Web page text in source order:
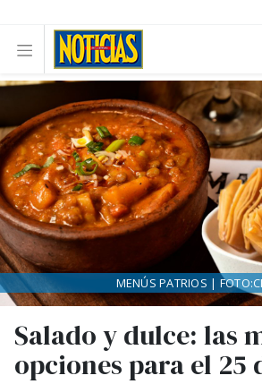
Salado y dulce: las
opciones para el 25
MENÚS PATRIOS |